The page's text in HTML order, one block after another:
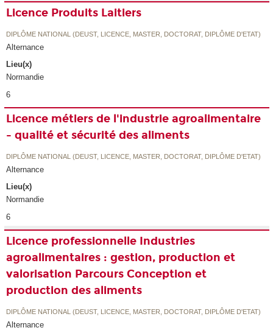
Licence Produits Laitiers
DIPLÔME NATIONAL (DEUST, LICENCE, MASTER, DOCTORAT, DIPLÔME D'ETAT)
Alternance
Lieu(x)
Normandie
6
Licence métiers de l'industrie agroalimentaire
- qualité et sécurité des aliments
DIPLÔME NATIONAL (DEUST, LICENCE, MASTER, DOCTORAT, DIPLÔME D'ETAT)
Alternance
Lieu(x)
Normandie
6
Licence professionnelle Industries
agroalimentaires : gestion, production et
valorisation Parcours Conception et
production des aliments
DIPLÔME NATIONAL (DEUST, LICENCE, MASTER, DOCTORAT, DIPLÔME D'ETAT)
Alternance